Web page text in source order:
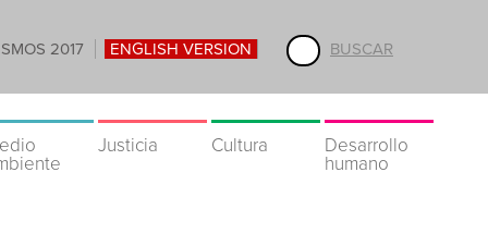
BUSCAR
2017 ENGLISH VERSION
Justicia Cultura
Desarrollo
humano